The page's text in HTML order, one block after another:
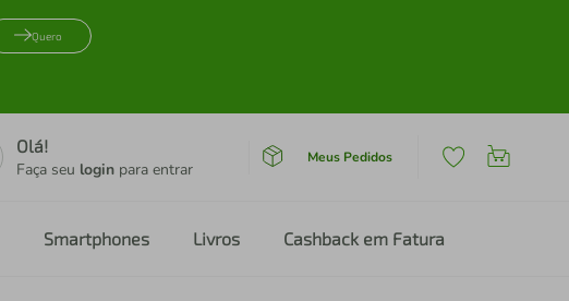
Quero
Olá!
Faça seu login para entrar
Meus Pedidos
Smartphones Livros Cashback em Fatura